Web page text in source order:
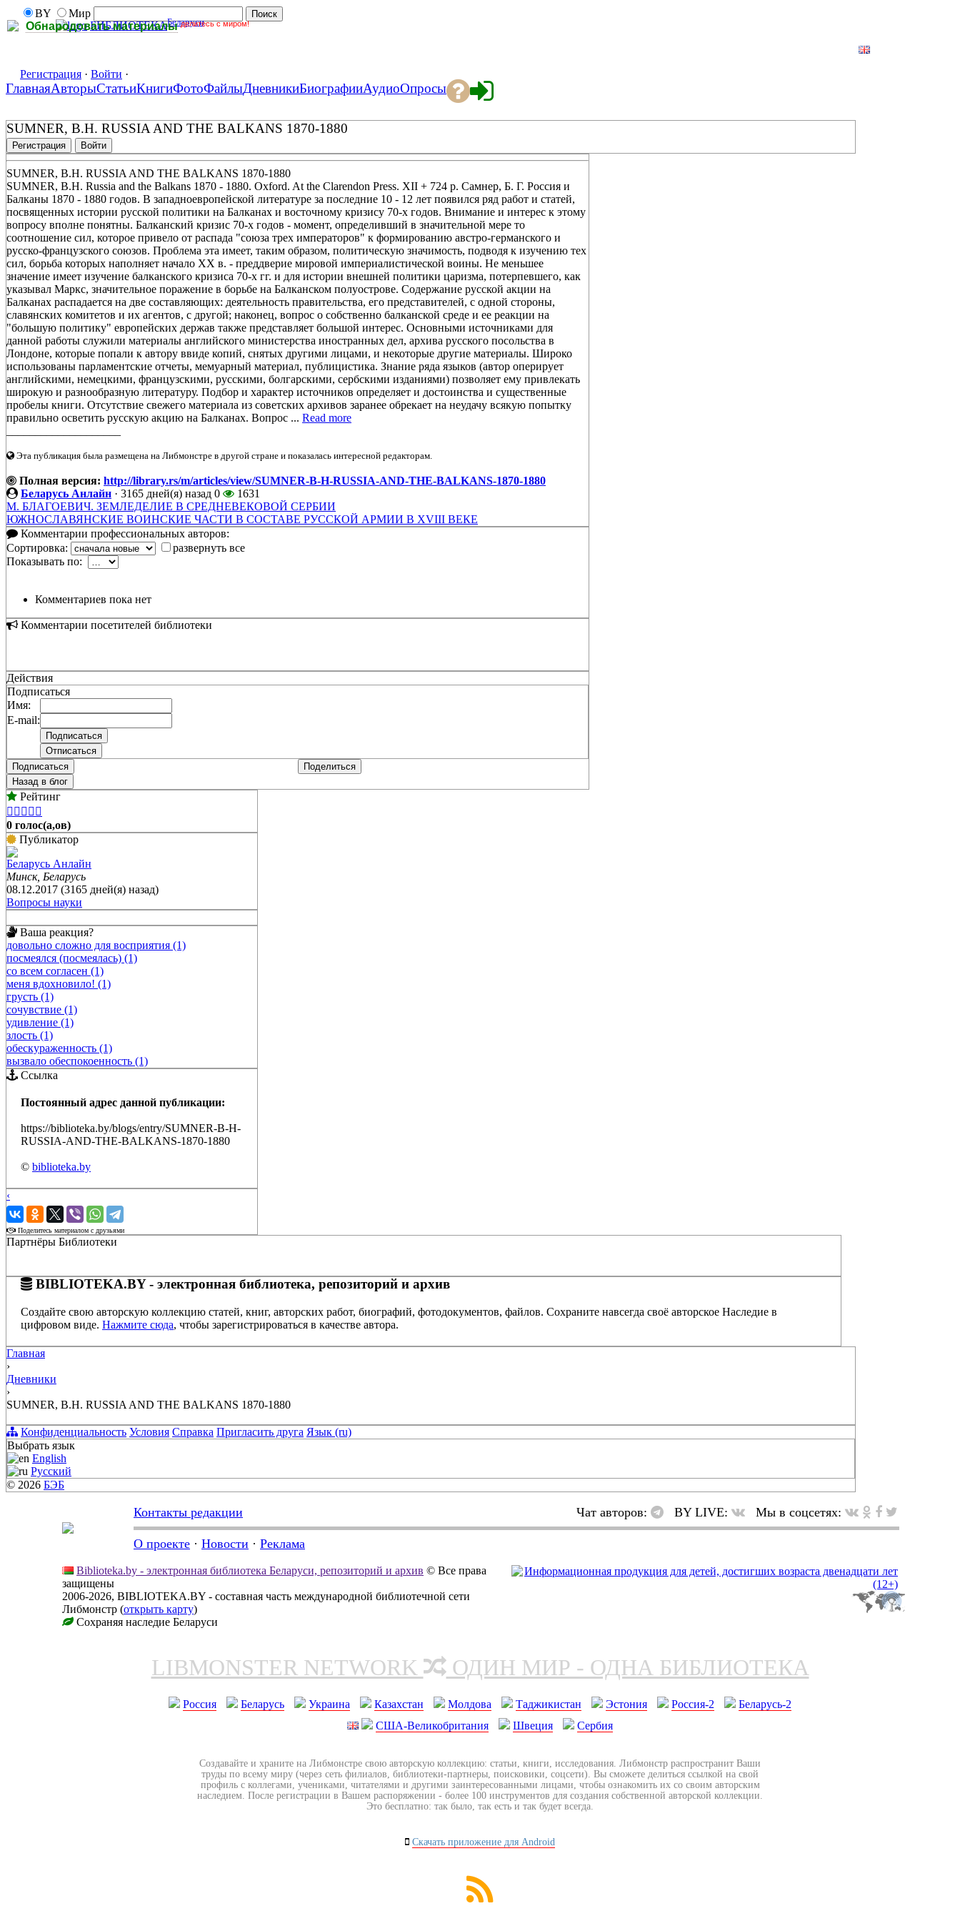
Обнародовать материалы делитесь с миром!
BY
Мир
БИБЛИОТЕКАБеларуси
Регистрация · Войти ·
ГлавнаяАвторыСтатьиКнигиФотоФайлыДневникиБиографииАудиоОпросы
SUMNER, B.H. RUSSIA AND THE BALKANS 1870-1880
Регистрация Войти
SUMNER, B.H. RUSSIA AND THE BALKANS 1870-1880
SUMNER, B.H. Russia and the Balkans 1870 - 1880. Oxford. At the Clarendon Press. XII + 724 p. Самнер, Б. Г. Россия и
Балканы 1870 - 1880 годов. В западноевропейской литературе за последние 10 - 12 лет появился ряд работ и статей,
посвященных истории русской политики на Балканах и восточному кризису 70-х годов. Внимание и интерес к этому
вопросу вполне понятны. Балканский кризис 70-х годов - момент, определивший в значительной мере то
соотношение сил, которое привело от распада "союза трех императоров" к формированию австро-германского и
русско-французского союзов. Проблема эта имеет, таким образом, политическую значимость, подводя к изучению тех
сил, борьба которых наполняет начало XX в. - преддверие мировой империалистической воины. Не меньшее
значение имеет изучение балканского кризиса 70-х гг. и для истории внешней политики царизма, потерпевшего, как
указывал Маркс, значительное поражение в борьбе на Балканском полуострове. Содержание русской акции на
Балканах распадается на две составляющих: деятельность правительства, его представителей, с одной стороны,
славянских комитетов и их агентов, с другой; наконец, вопрос о собственно балканской среде и ее реакции на
"большую политику" европейских держав также представляет большой интерес. Основными источниками для
данной работы служили материалы английского министерства иностранных дел, архива русского посольства в
Лондоне, которые попали к автору ввиде копий, снятых другими лицами, и некоторые другие материалы. Широко
использованы парламентские отчеты, мемуарный материал, публицистика. Знание ряда языков (автор оперирует
английскими, немецкими, французскими, русскими, болгарскими, сербскими изданиями) позволяет ему привлекать
широкую и разнообразную литературу. Подбор и характер источников определяет и достоинства и существенные
пробелы книги. Отсутствие свежего материала из советских архивов заранее обрекает на неудачу всякую попытку
правильно осветить русскую акцию на Балканах. Вопрос ... Read more
Эта публикация была размещена на Либмонстре в другой стране и показалась интересной редакторам.
Полная версия: http://library.rs/m/articles/view/SUMNER-B-H-RUSSIA-AND-THE-BALKANS-1870-1880
Беларусь Анлайн · 3165 дней(я) назад 0
1631
М. БЛАГОЕВИЧ. ЗЕМЛЕДЕЛИЕ В СРЕДНЕВЕКОВОЙ СЕРБИИ
ЮЖНОСЛАВЯНСКИЕ ВОИНСКИЕ ЧАСТИ В СОСТАВЕ РУССКОЙ АРМИИ В XVIII ВЕКЕ
Комментарии профессиональных авторов:
Сортировка:
развернуть все
Показывать по:
Комментариев пока нет
Комментарии посетителей библиотеки
Действия
Подписаться
Имя:
E-mail:
Подписаться
Поделиться
Назад в блог
Рейтинг
    
0 голос(а,ов)
Публикатор
Беларусь Анлайн
Минск, Беларусь
08.12.2017 (3165 дней(я) назад)
Вопросы науки
Ваша реакция?
довольно сложно для восприятия (1)
посмеялся (посмеялась) (1)
со всем согласен (1)
меня вдохновило! (1)
грусть (1)
сочувствие (1)
удивление (1)
злость (1)
обескураженность (1)
вызвало обеспокоенность (1)
Ссылка
Постоянный адрес данной публикации:
https://biblioteka.by/blogs/entry/SUMNER-B-H-
RUSSIA-AND-THE-BALKANS-1870-1880
© biblioteka.by
‹
›
Поделитесь материалом с друзьями
Партнёры Библиотеки
BIBLIOTEKA.BY - электронная библиотека, репозиторий и архив
Создайте свою авторскую коллекцию статей, книг, авторских работ, биографий, фотодокументов, файлов. Сохраните навсегда своё авторское Наследие в
цифровом виде. Нажмите сюда, чтобы зарегистрироваться в качестве автора.
Главная
›
Дневники
›
SUMNER, B.H. RUSSIA AND THE BALKANS 1870-1880
Конфиденциальность Условия Справка Пригласить друга Язык (ru)
Выбрать язык
English
Русский
© 2026 БЭБ
Контакты редакции Чат авторов: BY LIVE: Мы в соцсетях:
О проекте · Новости · Реклама
Biblioteka.by - электронная библиотека Беларуси, репозиторий и архив © Все права
защищены
2006-2026, BIBLIOTEKA.BY - составная часть международной библиотечной сети
Либмонстр (открыть карту)
Сохраняя наследие Беларуси
LIBMONSTER NETWORK ОДИН МИР - ОДНА БИБЛИОТЕКА
Россия Беларусь Украина Казахстан Молдова Таджикистан Эстония Россия-2
Беларусь-2
США-Великобритания
Швеция Сербия
Создавайте и храните на Либмонстре свою авторскую коллекцию: статьи, книги, исследования. Либмонстр распространит Ваши
труды по всему миру (через сеть филиалов, библиотеки-партнеры, поисковики, соцсети). Вы сможете делиться ссылкой на свой
профиль с коллегами, учениками, читателями и другими заинтересованными лицами, чтобы ознакомить их со своим авторским
наследием. После регистрации в Вашем распоряжении - более 100 инструментов для создания собственной авторской коллекции.
Это бесплатно: так было, так есть и так будет всегда.
Скачать приложение для Android